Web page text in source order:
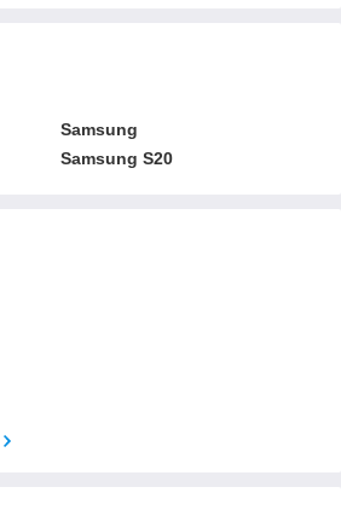
Samsung
Samsung S20